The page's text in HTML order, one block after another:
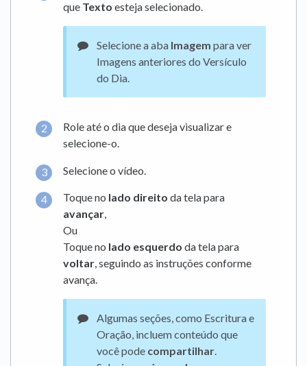
que Texto esteja selecionado.
Selecione a aba Imagem para ver
Imagens anteriores do Versículo
do Dia.
Role até o dia que deseja visualizar e
selecione-o.
Selecione o vídeo.
Toque no lado direito da tela para
avançar,
Ou
Toque no lado esquerdo da tela para
voltar, seguindo as instruções conforme
avança.
Algumas seções, como Escritura e
Oração, incluem conteúdo que
você pode compartilhar.